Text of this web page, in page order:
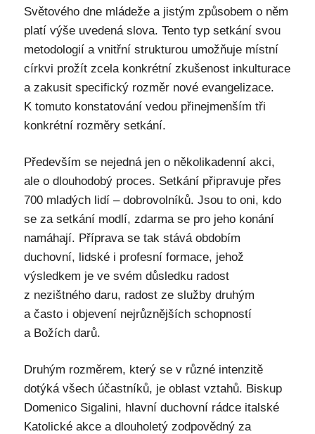
Světového dne mládeže a jistým způsobem o něm
platí výše uvedená slova. Tento typ setkání svou
metodologií a vnitřní strukturou umožňuje místní
církvi prožít zcela konkrétní zkušenost inkulturace
a zakusit specifický rozměr nové evangelizace.
K tomuto konstatování vedou přinejmenším tři
konkrétní rozměry setkání.
Především se nejedná jen o několikadenní akci,
ale o dlouhodobý proces. Setkání připravuje přes
700 mladých lidí – dobrovolníků. Jsou to oni, kdo
se za setkání modlí, zdarma se pro jeho konání
namáhají. Příprava se tak stává obdobím
duchovní, lidské i profesní formace, jehož
výsledkem je ve svém důsledku radost
z nezištného daru, radost ze služby druhým
a často i objevení nejrůznějších schopností
a Božích darů.
Druhým rozměrem, který se v různé intenzitě
dotýká všech účastníků, je oblast vztahů. Biskup
Domenico Sigalini, hlavní duchovní rádce italské
Katolické akce a dlouholetý zodpovědný za